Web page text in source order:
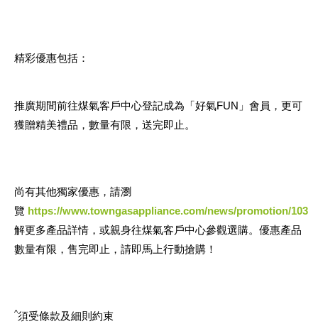
精彩優惠包括：
推廣期間前往煤氣客戶中心登記成為「好氣FUN」會員，更可
獲贈精美禮品，數量有限，送完即止。
尚有其他獨家優惠，請瀏
覽 https://www.towngasappliance.com/news/promotion/103
解更多產品詳情，或親身往煤氣客戶中心參觀選購。優惠產品
數量有限，售完即止，請即馬上行動搶購！
^須受條款及細則約束